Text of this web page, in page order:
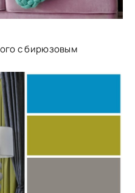
с бирюзовым